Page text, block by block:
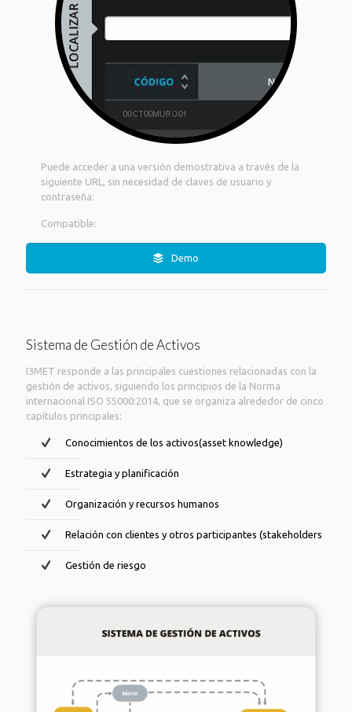
Puede acceder a una versión demostrativa a través de la
siguiente URL, sin necesidad de claves de usuario y
contraseña:
Compatible:
Demo
Sistema de Gestión de Activos
I3MET responde a las principales cuestiones relacionadas con la
gestión de activos, siguiendo los principios de la Norma
internacional ISO 55000:2014, que se organiza alrededor de cinco
capítulos principales:
Conocimientos de los activos(asset knowledge)
Estrategia y planificación
Organización y recursos humanos
Relación con clientes y otros participantes (stakeholders
Gestión de riesgo